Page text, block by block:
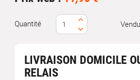
Quantité
LIVRAISON DOMICILE
RELAIS